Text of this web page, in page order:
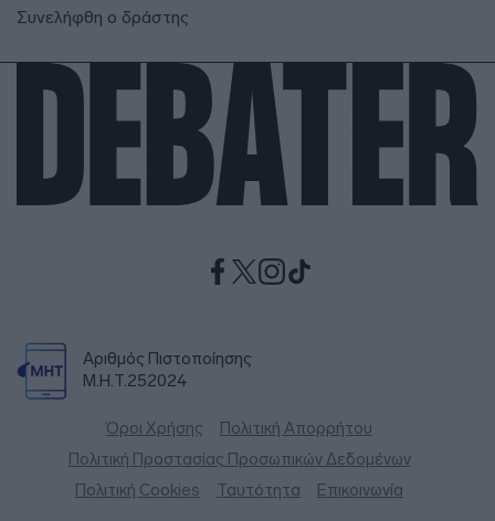
Συνελήφθη ο δράστης
Αριθμός Πιστοποίησης
Μ.Η.Τ.252024
Όροι Χρήσης
Πολιτική Απορρήτου
Πολιτική Προστασίας Προσωπικών Δεδομένων
Πολιτική Cookies
Ταυτότητα Επικοινωνία